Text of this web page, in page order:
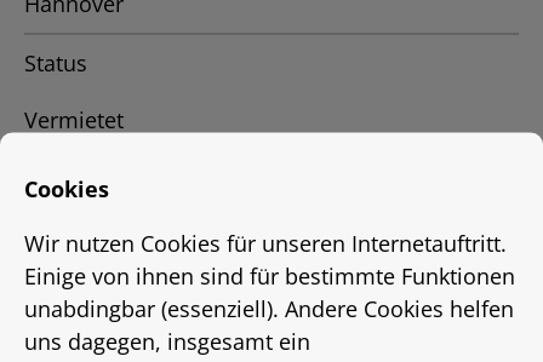
Status
Vermietet
Energieausweis
EnEV 2009
Energieausweistyp
bis
Cookies
Wir nutzen Cookies für unseren Internetauftritt.
Einige von ihnen sind für bestimmte Funktionen
unabdingbar (essenziell). Andere Cookies helfen
uns dagegen, insgesamt ein